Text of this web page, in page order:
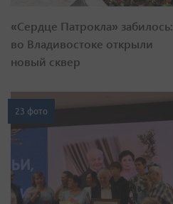
«Сердце Патрокла» забилось:
во Владивостоке открыли
новый сквер
23 фото